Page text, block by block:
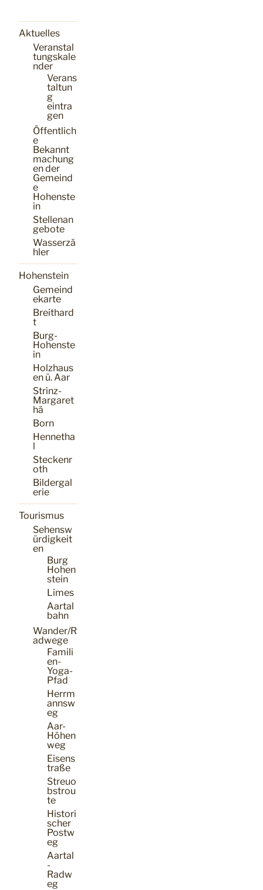
Aktuelles
Veranstal
tungskale
nder
Verans
taltun
g
eintra
gen
Öffentlich
e
Bekannt
machung
en der
Gemeind
e
Hohenste
in
Stellenan
gebote
Wasserzä
hler
Hohenstein
Gemeind
ekarte
Breithard
t
Burg-
Hohenste
in
Holzhaus
en ü. Aar
Strinz-
Margaret
hä
Born
Hennetha
l
Steckenr
oth
Bildergal
erie
Tourismus
Sehensw
ürdigkeit
en
Burg
Hohen
stein
Limes
Aartal
bahn
Wander/R
adwege
Famili
en-
Yoga-
Pfad
Herrm
annsw
eg
Aar-
Höhen
weg
Eisens
traße
Streuo
bstrou
te
Histori
scher
Postw
eg
Aartal
-
Radw
eg